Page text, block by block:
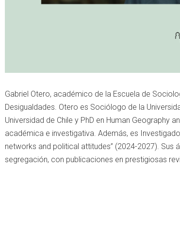
Gabriel Otero, académico de la Escuela de
Desigualdades. Otero es Sociólogo de la
Universidad de Chile y PhD en Human Geography
académica e investigativa. Además, es
networks and political attitudes” (2024-2027). Sus
segregación, con publicaciones en prestigiosas